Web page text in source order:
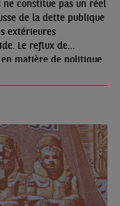
constitue pas un réel
de la dette publique
extérieures
Le reflux de
matière de politique